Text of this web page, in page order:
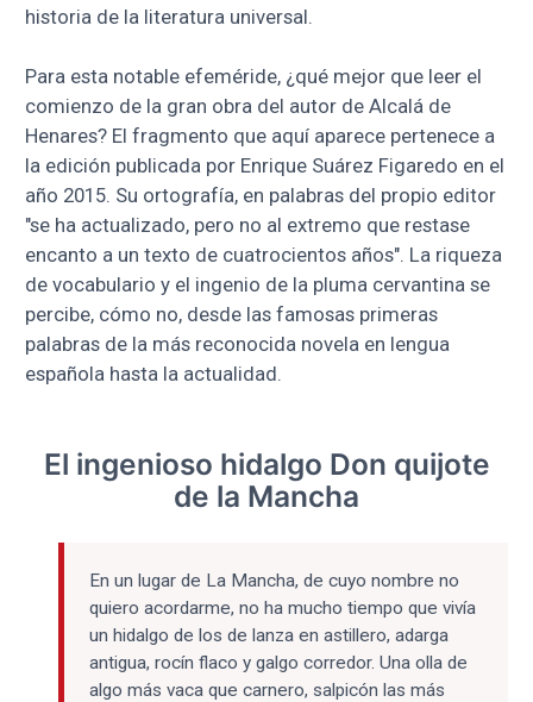
historia de la literatura universal.
Para esta notable efeméride, ¿qué mejor que leer el
comienzo de la gran obra del autor de Alcalá de
Henares? El fragmento que aquí aparece pertenece a
la edición publicada por Enrique Suárez Figaredo en el
año 2015. Su ortografía, en palabras del propio editor
"se ha actualizado, pero no al extremo que restase
encanto a un texto de cuatrocientos años". La riqueza
de vocabulario y el ingenio de la pluma cervantina se
percibe, cómo no, desde las famosas primeras
palabras de la más reconocida novela en lengua
española hasta la actualidad.
El ingenioso hidalgo Don quijote
de la Mancha
En un lugar de La Mancha, de cuyo nombre no
quiero acordarme, no ha mucho tiempo que vivía
un hidalgo de los de lanza en astillero, adarga
antigua, rocín flaco y galgo corredor. Una olla de
algo más vaca que carnero, salpicón las más